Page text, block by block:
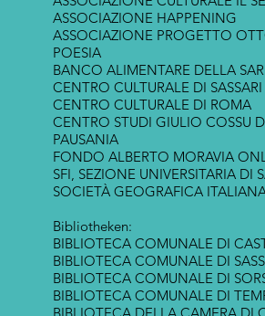
ASSOCIAZIONE HAPPENING
ASSOCIAZIONE PROGETTO
POESIA
BANCO ALIMENTARE DELLA
CENTRO CULTURALE DI SASSARI
CENTRO CULTURALE DI ROMA
CENTRO STUDI GIULIO COSSU
PAUSANIA
FONDO ALBERTO MORAVIA
SFI, SEZIONE UNIVERSITARIA DI
SOCIETÀ GEOGRAFICA
Bibliotheken:
BIBLIOTECA COMUNALE DI
BIBLIOTECA COMUNALE DI
BIBLIOTECA COMUNALE DI
BIBLIOTECA COMUNALE DI